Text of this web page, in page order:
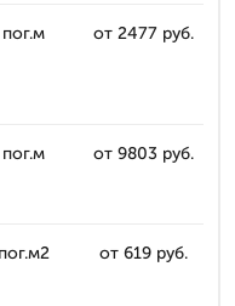
пог.м от 2477 руб.
пог.м от 9803 руб.
пог.м2 от 619 руб.